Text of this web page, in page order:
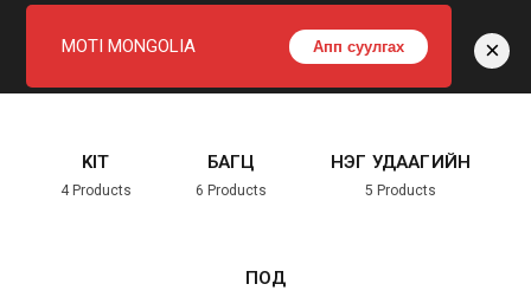
Home
KIT
4 Products
БАГЦ
6 Products
НЭГ УДААГИЙН
5 Products
ПОД
MOTI MONGOLIA Апп суулгах ×